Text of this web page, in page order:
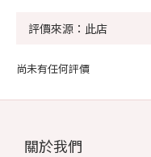
尚未有任何評價
關於我們